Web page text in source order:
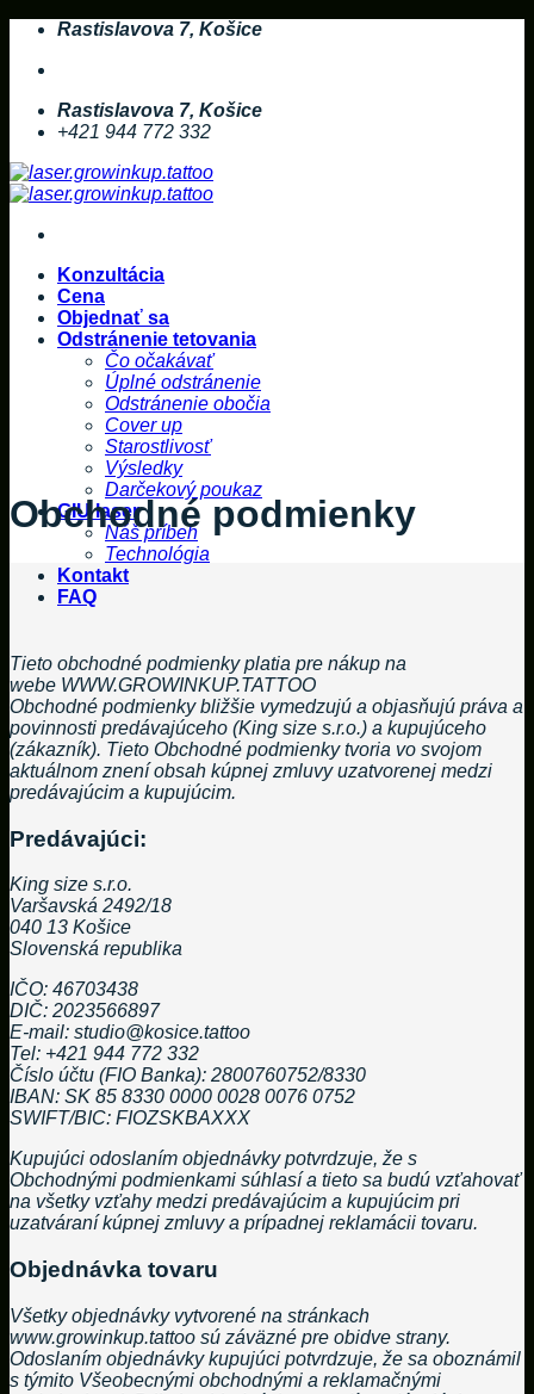
Skip
content
Rastislavova 7, Košice
Rastislavova 7, Košice
+421 944 772 332
Konzultácia
Cena
Objednať sa
Odstránenie tetovania
Čo očakávať
Úplné odstránenie
Odstránenie obočia
Cover up
Starostlivosť
Výsledky
Darčekový poukaz
GIU laser
Náš príbeh
Technológia
Kontakt
FAQ
Obchodné podmienky
Tieto obchodné podmienky platia pre nákup na
webe WWW.GROWINKUP.TATTOO
Obchodné podmienky bližšie vymedzujú a objasňujú práva a
povinnosti predávajúceho (King size s.r.o.) a kupujúceho
(zákazník). Tieto Obchodné podmienky tvoria vo svojom
aktuálnom znení obsah kúpnej zmluvy uzatvorenej medzi
predávajúcim a kupujúcim.
Predávajúci:
King size s.r.o.
Varšavská 2492/18
040 13 Košice
Slovenská republika
IČO: 46703438
DIČ: 2023566897
E-mail: studio@kosice.tattoo
Tel: +421 944 772 332
Číslo účtu (FIO Banka): 2800760752/8330
IBAN: SK 85 8330 0000 0028 0076 0752
SWIFT/BIC: FIOZSKBAXXX
Kupujúci odoslaním objednávky potvrdzuje, že s
Obchodnými podmienkami súhlasí a tieto sa budú vzťahovať
na všetky vzťahy medzi predávajúcim a kupujúcim pri
uzatváraní kúpnej zmluvy a prípadnej reklamácii tovaru.
Objednávka tovaru
Všetky objednávky vytvorené na stránkach
www.growinkup.tattoo sú záväzné pre obidve strany.
Odoslaním objednávky kupujúci potvrdzuje, že sa oboznámil
s týmito Všeobecnými obchodnými a reklamačnými